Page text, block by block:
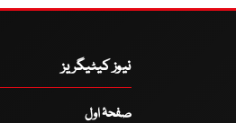
نیوز کیٹیگریز
صفحۂ اول